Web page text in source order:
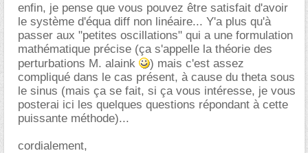
enfin, je pense que vous pouvez être satisfait d'avoir
le système d'équa diff non linéaire... Y'a plus qu'à
passer aux "petites oscillations" qui a une formulation
mathématique précise (ça s'appelle la théorie des
perturbations M. alaink
) mais c'est assez
compliqué dans le cas présent, à cause du theta sous
le sinus (mais ça se fait, si ça vous intéresse, je vous
posterai ici les quelques questions répondant à cette
puissante méthode)...
cordialement,